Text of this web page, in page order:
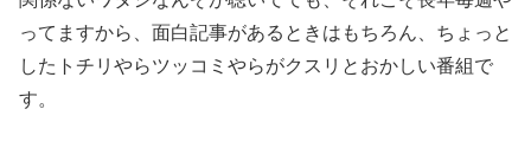
ってますから、面白記事があるときはもちろん、ちょっと
したトチリやらツッコミやらがクスリとおかしい番組で
す。